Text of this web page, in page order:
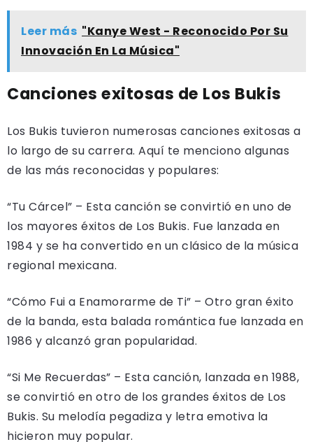
Leer más "Kanye West - Reconocido Por Su
Innovación En La Música"
Canciones exitosas de Los Bukis
Los Bukis tuvieron numerosas canciones exitosas a
lo largo de su carrera. Aquí te menciono algunas
de las más reconocidas y populares:
“Tu Cárcel” – Esta canción se convirtió en uno de
los mayores éxitos de Los Bukis. Fue lanzada en
1984 y se ha convertido en un clásico de la música
regional mexicana.
“Cómo Fui a Enamorarme de Ti” – Otro gran éxito
de la banda, esta balada romántica fue lanzada en
1986 y alcanzó gran popularidad.
“Si Me Recuerdas” – Esta canción, lanzada en 1988,
se convirtió en otro de los grandes éxitos de Los
Bukis. Su melodía pegadiza y letra emotiva la
hicieron muy popular.